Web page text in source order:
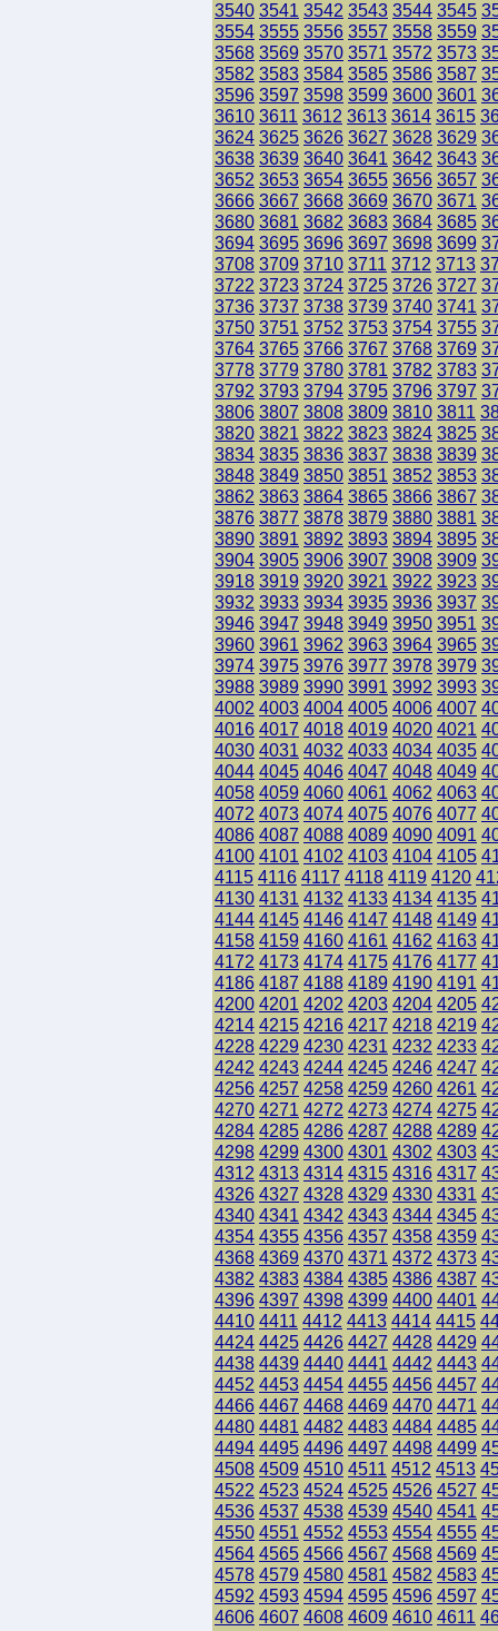
3540 3541 3542 3543 3544 3545
3554 3555 3556 3557 3558 3559
3568 3569 3570 3571 3572 3573
3582 3583 3584 3585 3586 3587
3596 3597 3598 3599 3600 3601
3610 3611 3612 3613 3614 3615
3624 3625 3626 3627 3628 3629
3638 3639 3640 3641 3642 3643
3652 3653 3654 3655 3656 3657
3666 3667 3668 3669 3670 3671
3680 3681 3682 3683 3684 3685
3694 3695 3696 3697 3698 3699
3708 3709 3710 3711 3712 3713
3722 3723 3724 3725 3726 3727
3736 3737 3738 3739 3740 3741
3750 3751 3752 3753 3754 3755
3764 3765 3766 3767 3768 3769
3778 3779 3780 3781 3782 3783
3792 3793 3794 3795 3796 3797
3806 3807 3808 3809 3810 3811
3820 3821 3822 3823 3824 3825
3834 3835 3836 3837 3838 3839
3848 3849 3850 3851 3852 3853
3862 3863 3864 3865 3866 3867
3876 3877 3878 3879 3880 3881
3890 3891 3892 3893 3894 3895
3904 3905 3906 3907 3908 3909
3918 3919 3920 3921 3922 3923
3932 3933 3934 3935 3936 3937
3946 3947 3948 3949 3950 3951
3960 3961 3962 3963 3964 3965
3974 3975 3976 3977 3978 3979
3988 3989 3990 3991 3992 3993
4002 4003 4004 4005 4006 4007
4016 4017 4018 4019 4020 4021
4030 4031 4032 4033 4034 4035
4044 4045 4046 4047 4048 4049
4058 4059 4060 4061 4062 4063
4072 4073 4074 4075 4076 4077
4086 4087 4088 4089 4090 4091
4100 4101 4102 4103 4104 4105
4115 4116 4117 4118 4119 4120
4130 4131 4132 4133 4134 4135
4144 4145 4146 4147 4148 4149
4158 4159 4160 4161 4162 4163
4172 4173 4174 4175 4176 4177
4186 4187 4188 4189 4190 4191
4200 4201 4202 4203 4204 4205
4214 4215 4216 4217 4218 4219
4228 4229 4230 4231 4232 4233
4242 4243 4244 4245 4246 4247
4256 4257 4258 4259 4260 4261
4270 4271 4272 4273 4274 4275
4284 4285 4286 4287 4288 4289
4298 4299 4300 4301 4302 4303
4312 4313 4314 4315 4316 4317
4326 4327 4328 4329 4330 4331
4340 4341 4342 4343 4344 4345
4354 4355 4356 4357 4358 4359
4368 4369 4370 4371 4372 4373
4382 4383 4384 4385 4386 4387
4396 4397 4398 4399 4400 4401
4410 4411 4412 4413 4414 4415
4424 4425 4426 4427 4428 4429
4438 4439 4440 4441 4442 4443
4452 4453 4454 4455 4456 4457
4466 4467 4468 4469 4470 4471
4480 4481 4482 4483 4484 4485
4494 4495 4496 4497 4498 4499
4508 4509 4510 4511 4512 4513
4522 4523 4524 4525 4526 4527
4536 4537 4538 4539 4540 4541
4550 4551 4552 4553 4554 4555
4564 4565 4566 4567 4568 4569
4578 4579 4580 4581 4582 4583
4592 4593 4594 4595 4596 4597
4606 4607 4608 4609 4610 4611